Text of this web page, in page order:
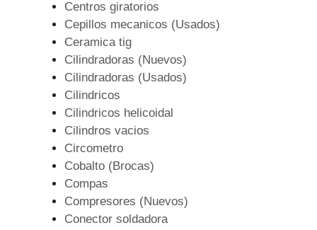
Centros giratorios
Cepillos mecanicos (Usados)
Ceramica tig
Cilindradoras (Nuevos)
Cilindradoras (Usados)
Cilindricos
Cilindricos helicoidal
Cilindros vacios
Circometro
Cobalto (Brocas)
Compas
Compresores (Nuevos)
Conector soldadora